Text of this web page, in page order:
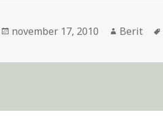
november 17, 2010 Berit